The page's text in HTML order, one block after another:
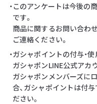
・このアンケートは今後
です。
商品に関するお問い合わ
ご連絡ください。
・ガシャポイントの付与・
ガシャポンLINE公式アカ
ガシャポンメンバーズに
合、ガシャポイントは付
ださい。